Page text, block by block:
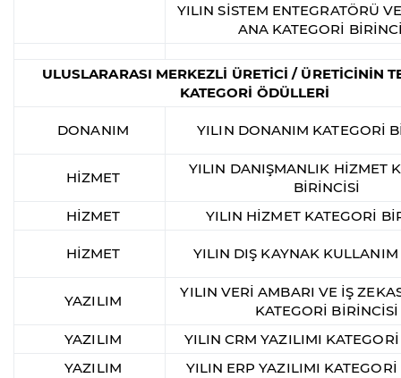
YILIN SİSTEM ENTEGRATÖRÜ
ANA KATEGORİ
ULUSLARARASI MERKEZLİ ÜRETİCİ / ÜRETİCİNİN
KATEGORİ ÖDÜLLERİ
DONANIM YILIN DONANIM KATEGORİ
HİZMET
YILIN DANIŞMANLIK HİZMET
BİRİNCİSİ
HİZMET
YILIN HİZMET KATEGORİ
HİZMET YILIN DIŞ KAYNAK
YAZILIM
YILIN VERİ AMBARI VE İŞ
KATEGORİ BİRİNCİSİ
YAZILIM
YILIN CRM YAZILIMI
YAZILIM
YILIN ERP YAZILIMI